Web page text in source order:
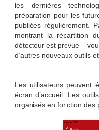
les dernières
préparation pour les
publiées régulièrement.
montrant la répartition
détecteur est prévue –
d’autres nouveaux outils
Les utilisateurs peuvent
écran d’accueil. Les
organisés en fonction des